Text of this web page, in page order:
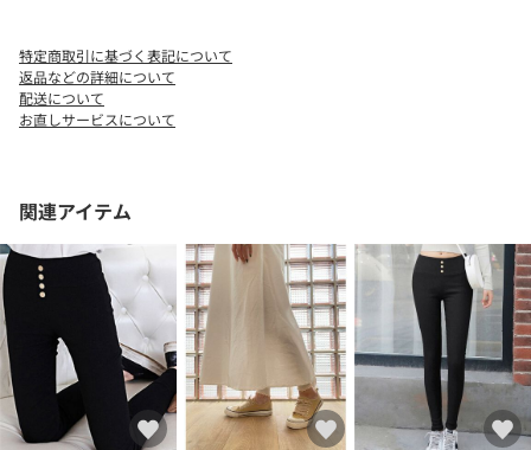
特定商取引に基づく表記について
返品などの詳細について
配送について
お直しサービスについて
関連アイテム